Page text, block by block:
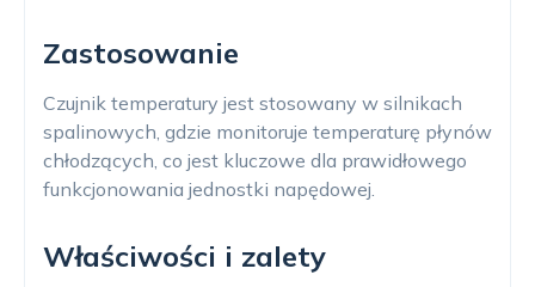
Zastosowanie
Czujnik temperatury jest stosowany w silnikach
spalinowych, gdzie monitoruje temperaturę płynów
chłodzących, co jest kluczowe dla prawidłowego
funkcjonowania jednostki napędowej.
Właściwości i zalety